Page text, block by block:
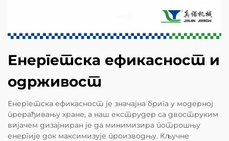
Енергетска ефикасност и
одрживост
Енергетска ефикасност је значајна брига у модерној
прерађивању хране, а наш екструдер са двоструким
вијачем дизајниран је да минимизира потрошњу
енергије док максимизује производњу. Кључне